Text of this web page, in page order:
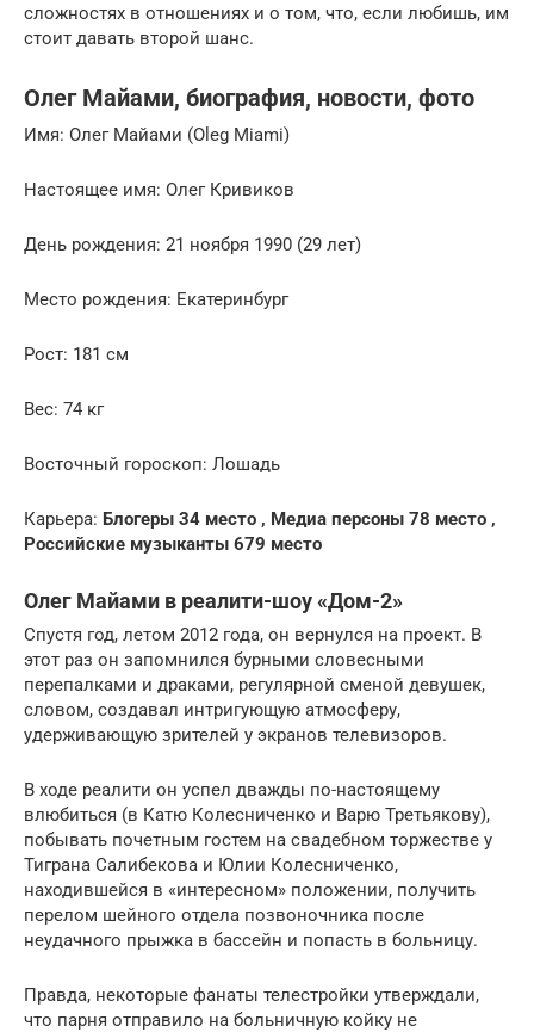
сложностях в отношениях и о том, что, если любишь, им
стоит давать второй шанс.
Олег Майами, биография, новости, фото
Имя: Олег Майами (Oleg Miami)
Настоящее имя: Олег Кривиков
День рождения: 21 ноября 1990 (29 лет)
Место рождения: Екатеринбург
Рост: 181 см
Вес: 74 кг
Восточный гороскоп: Лошадь
Карьера: Блогеры 34 место , Медиа персоны 78 место ,
Российские музыканты 679 место
Олег Майами в реалити-шоу «Дом-2»
Спустя год, летом 2012 года, он вернулся на проект. В
этот раз он запомнился бурными словесными
перепалками и драками, регулярной сменой девушек,
словом, создавал интригующую атмосферу,
удерживающую зрителей у экранов телевизоров.
В ходе реалити он успел дважды по-настоящему
влюбиться (в Катю Колесниченко и Варю Третьякову),
побывать почетным гостем на свадебном торжестве у
Тиграна Салибекова и Юлии Колесниченко,
находившейся в «интересном» положении, получить
перелом шейного отдела позвоночника после
неудачного прыжка в бассейн и попасть в больницу.
Правда, некоторые фанаты телестройки утверждали,
что парня отправило на больничную койку не